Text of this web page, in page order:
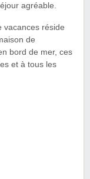
agréable.
vacances réside
de
bord de mer, ces
et à tous les